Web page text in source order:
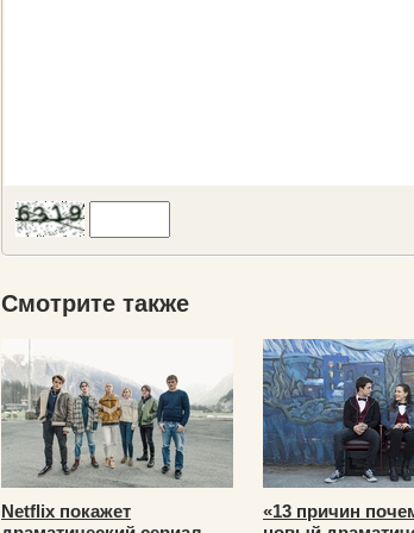
Смотрите также
Netflix покажет
«13 причин